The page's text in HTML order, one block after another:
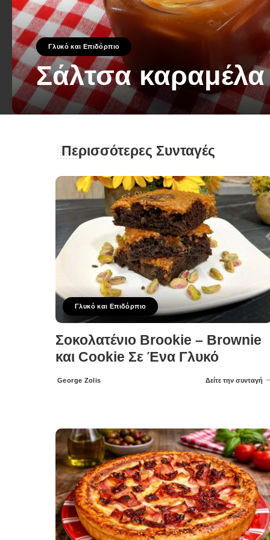
Γλυκό και Επιδόρπιο
Σάλτσα καραμέλα
Posted
George Zolis 8 Μαΐου 2023
Περισσότερες Συνταγές
Γλυκό και Επιδόρπιο
Σοκολατένιο Brookie – Brownie
και Cookie Σε Ένα Γλυκό
Posted
George Zolis Δείτε την συνταγή